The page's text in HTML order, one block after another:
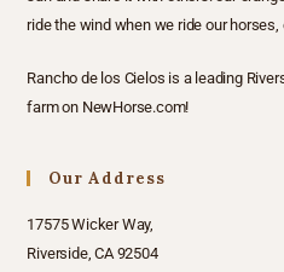
ride the wind when we ride our
Rancho de los Cielos is a leading
farmon NewHorse.com!
Our Address
17575 Wicker Way,
Riverside, CA 92504